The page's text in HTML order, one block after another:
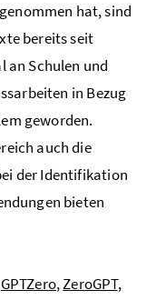
hat, sind
bereits seit
an Schulen und
in Bezug
geworden.
auch die
der Identifikation
bieten
GPTZero,ZeroGPT,